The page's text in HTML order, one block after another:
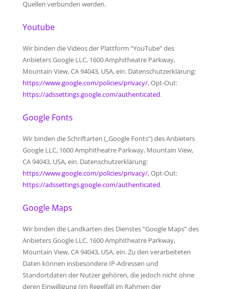
Quellen verbunden werden.
Youtube
Wir binden die Videos der Plattform “YouTube” des
Anbieters Google LLC, 1600 Amphitheatre Parkway,
Mountain View, CA 94043, USA, ein. Datenschutzerklärung:
https://www.google.com/policies/privacy/, Opt-Out:
https://adssettings.google.com/authenticated.
Google Fonts
Wir binden die Schriftarten („Google Fonts“) des Anbieters
Google LLC, 1600 Amphitheatre Parkway, Mountain View,
CA 94043, USA, ein. Datenschutzerklärung:
https://www.google.com/policies/privacy/, Opt-Out:
https://adssettings.google.com/authenticated.
Google Maps
Wir binden die Landkarten des Dienstes “Google Maps” des
Anbieters Google LLC, 1600 Amphitheatre Parkway,
Mountain View, CA 94043, USA, ein. Zu den verarbeiteten
Daten können insbesondere IP-Adressen und
Standortdaten der Nutzer gehören, die jedoch nicht ohne
deren Einwilligung (im Regelfall im Rahmen der